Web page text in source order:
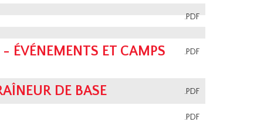
.PDF
.PDF
ÉVÉNEMENTS ET CAMPS
.PDF
DE BASE
.PDF